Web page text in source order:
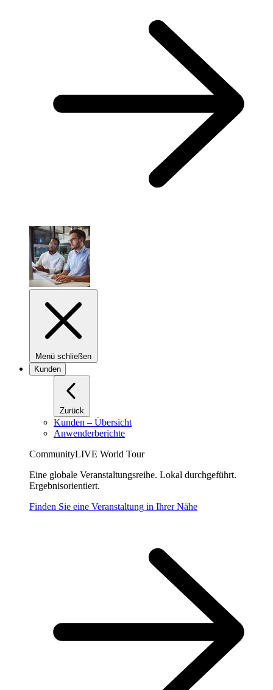
Menü schließen
Kunden
Zurück
Kunden – Übersicht
Anwenderberichte
CommunityLIVE World Tour
Eine globale Veranstaltungsreihe. Lokal durchgeführt.
Ergebnisorientiert.
Finden Sie eine Veranstaltung in Ihrer Nähe